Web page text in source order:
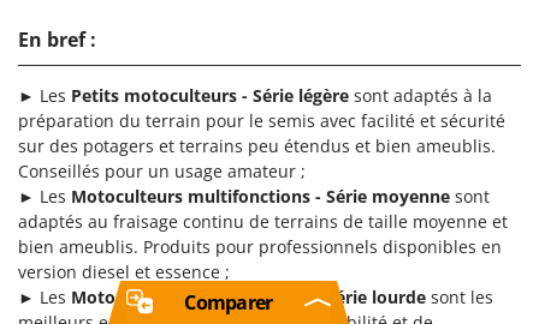
En bref :
► Les Petits motoculteurs - Série légère sont adaptés à la
préparation du terrain pour le semis avec facilité et sécurité
sur des potagers et terrains peu étendus et bien ameublis.
Conseillés pour un usage amateur ;
► Les Motoculteurs multifonctions - Série moyenne sont
adaptés au fraisage continu de terrains de taille moyenne et
bien ameublis. Produits pour professionnels disponibles en
version diesel et essence ;
► Les Motoculteurs multifonctions - Série lourde sont les
Comparer